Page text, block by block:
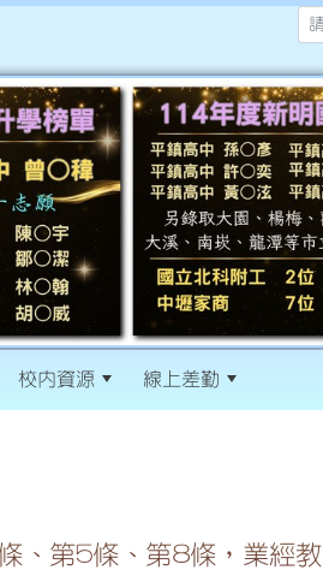
校內資源 線上差勤
、第5條、第8條，業經